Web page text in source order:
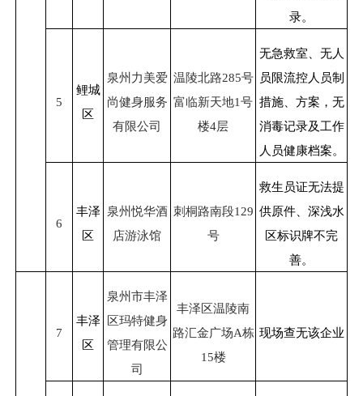
录。
5
鲤城
区
泉州力美爱
尚健身服务
有限公司
温陵北路285号
富临新天地1号
楼4层
无急救室、无人
员限流控人员制
措施、方案，无
消毒记录及工作
人员健康档案。
6
丰泽
区
泉州悦华酒
店游泳馆
刺桐路南段129
号
救生员证无法提
供原件、深浅水
区标识牌不完
善。
7
丰泽
区
泉州市丰泽
区玛特健身
管理有限公
司
丰泽区温陵南
路汇金广场A栋
15楼
现场查无该企业